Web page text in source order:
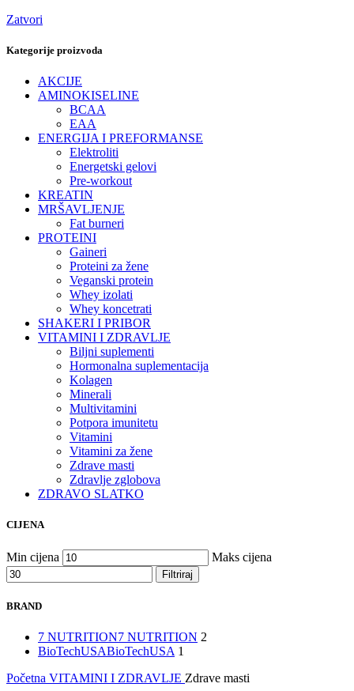
Zatvori
Kategorije proizvoda
AKCIJE
AMINOKISELINE
BCAA
EAA
ENERGIJA I PREFORMANSE
Elektroliti
Energetski gelovi
Pre-workout
KREATIN
MRŠAVLJENJE
Fat burneri
PROTEINI
Gaineri
Proteini za žene
Veganski protein
Whey izolati
Whey koncetrati
SHAKERI I PRIBOR
VITAMINI I ZDRAVLJE
Biljni suplementi
Hormonalna suplementacija
Kolagen
Minerali
Multivitamini
Potpora imunitetu
Vitamini
Vitamini za žene
Zdrave masti
Zdravlje zglobova
ZDRAVO SLATKO
CIJENA
Min cijena Maks cijena
Filtriraj
BRAND
7 NUTRITION7 NUTRITION 2
BioTechUSABioTechUSA 1
Početna VITAMINI I ZDRAVLJE Zdrave masti